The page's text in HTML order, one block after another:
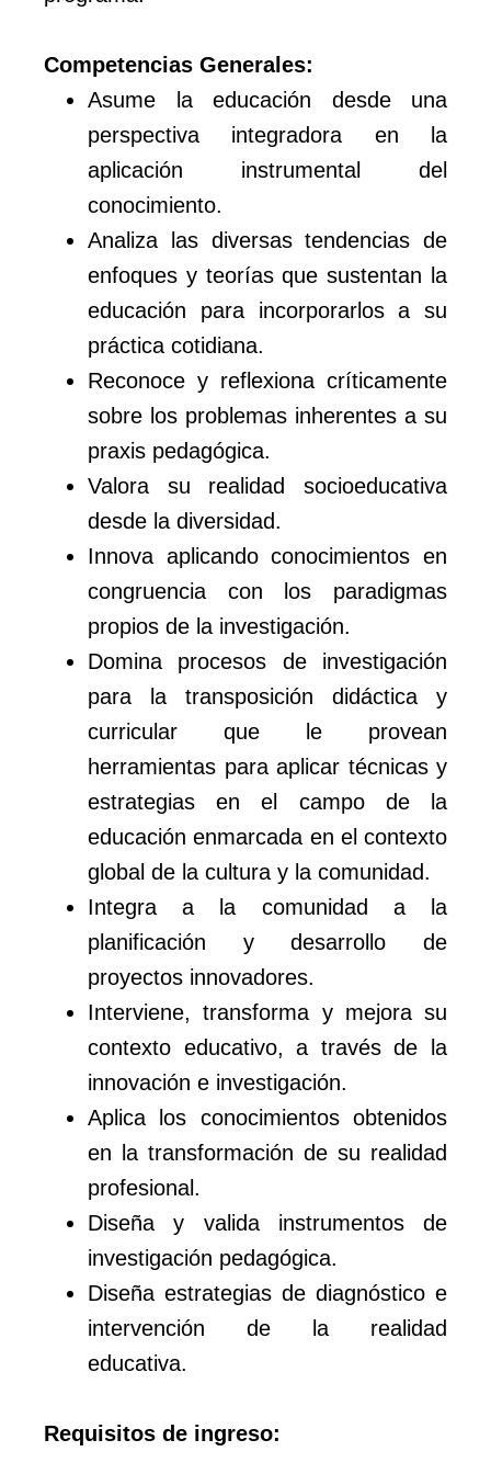
Competencias Generales:
Asume la educación desde una
perspectiva integradora en la
aplicación instrumental del
conocimiento.
Analiza las diversas tendencias de
enfoques y teorías que sustentan la
educación para incorporarlos a su
práctica cotidiana.
Reconoce y reflexiona críticamente
sobre los problemas inherentes a su
praxis pedagógica.
Valora su realidad socioeducativa
desde la diversidad.
Innova aplicando conocimientos en
congruencia con los paradigmas
propios de la investigación.
Domina procesos de investigación
para la transposición didáctica y
curricular que le provean
herramientas para aplicar técnicas y
estrategias en el campo de la
educación enmarcada en el contexto
global de la cultura y la comunidad.
Integra a la comunidad a la
planificación y desarrollo de
proyectos innovadores.
Interviene, transforma y mejora su
contexto educativo, a través de la
innovación e investigación.
Aplica los conocimientos obtenidos
en la transformación de su realidad
profesional.
Diseña y valida instrumentos de
investigación pedagógica.
Diseña estrategias de diagnóstico e
intervención de la realidad
educativa.
Requisitos de ingreso: